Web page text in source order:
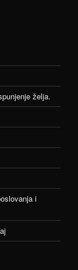
želja.
i